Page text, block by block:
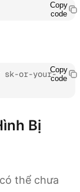
Copy
code
sk-or-your-Copy
code
Bị
thể chưa